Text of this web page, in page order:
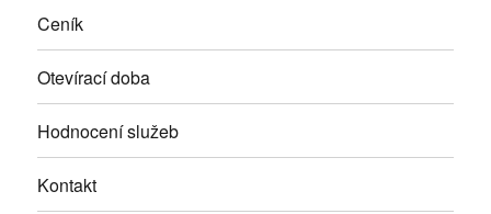
Ceník
Otevírací doba
Hodnocení služeb
Kontakt